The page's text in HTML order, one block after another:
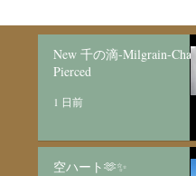
New 千の滴-Milgrain-Chain
Pierced
1 日前
空ハート🫶✨